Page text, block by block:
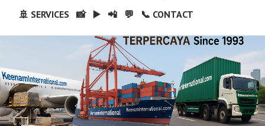
🚢 SERVICES
📸 ▶️ 📲 💬 📞 CONTACT